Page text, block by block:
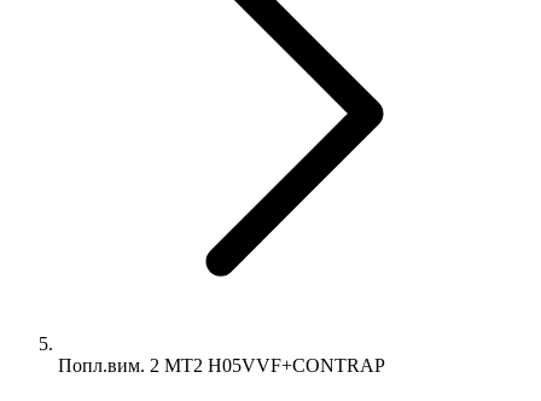
Попл.вим. 2 MT2 H05VVF+CONTRAP